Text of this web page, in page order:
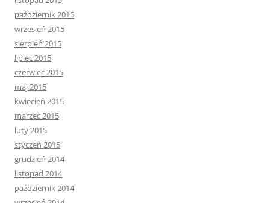
październik 2015
wrzesień 2015
sierpień 2015
lipiec 2015
czerwiec 2015
maj 2015
kwiecień 2015
marzec 2015
luty 2015
styczeń 2015
grudzień 2014
listopad 2014
październik 2014